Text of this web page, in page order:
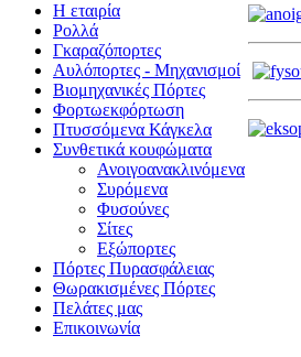
Η εταιρία
Ρολλά
Γκαραζόπορτες
Αυλόπορτες - Μηχανισμοί
Βιομηχανικές Πόρτες
Φορτωεκφόρτωση
Πτυσσόμενα Κάγκελα
Συνθετικά κουφώματα
Ανοιγοανακλινόμενα
Συρόμενα
Φυσούνες
Σίτες
Εξώπορτες
Πόρτες Πυρασφάλειας
Θωρακισμένες Πόρτες
Πελάτες μας
Επικοινωνία